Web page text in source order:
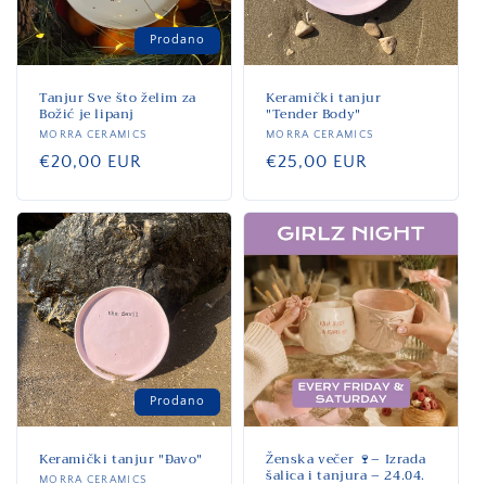
Prodano
Tanjur Sve što želim za
Božić je lipanj
Dobavljač:
MORRA CERAMICS
Standardna
€20,00 EUR
Keramički tanjur
"Tender Body"
Dobavljač:
MORRA CERAMICS
Standardna
€25,00 EUR
Prodano
Keramički tanjur "Đavo"
MORRA CERAMICS
Ženska večer 🍷– Izrada
šalica i tanjura – 24.04.